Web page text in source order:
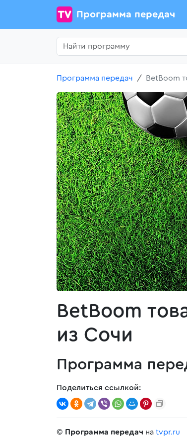
Программа передач
Программа передач BetBoom
BetBoom
из Сочи
Программа
Поделиться ссылкой:
© Программа передач на tvpr.ru